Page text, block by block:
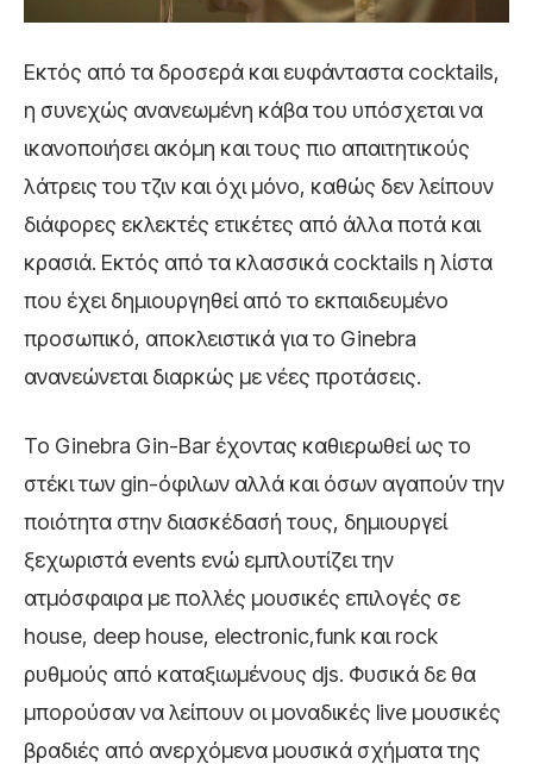
Εκτός από τα δροσερά και ευφάνταστα cocktails,
η συνεχώς ανανεωμένη κάβα του υπόσχεται να
ικανοποιήσει ακόμη και τους πιο απαιτητικούς
λάτρεις του τζιν και όχι μόνο, καθώς δεν λείπουν
διάφορες εκλεκτές ετικέτες από άλλα ποτά και
κρασιά. Εκτός από τα κλασσικά cocktails η λίστα
που έχει δημιουργηθεί από το εκπαιδευμένο
προσωπικό, αποκλειστικά για το Ginebra
ανανεώνεται διαρκώς με νέες προτάσεις.
Το Ginebra Gin-Bar έχοντας καθιερωθεί ως το
στέκι των gin-όφιλων αλλά και όσων αγαπούν την
ποιότητα στην διασκέδασή τους, δημιουργεί
ξεχωριστά events ενώ εμπλουτίζει την
ατμόσφαιρα με πολλές μουσικές επιλογές σε
house, deep house, electronic,funk και rock
ρυθμούς από καταξιωμένους djs. Φυσικά δε θα
μπορούσαν να λείπουν οι μοναδικές live μουσικές
βραδιές από ανερχόμενα μουσικά σχήματα της